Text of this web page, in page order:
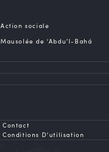
Action sociale
Mausolée de ‘Abdu’l-Bahá
Contact
Conditions D’utilisation